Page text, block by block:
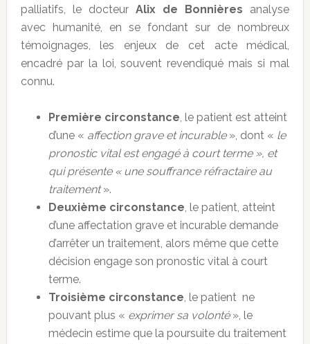
palliatifs, le docteur Alix de Bonnières analyse
avec humanité, en se fondant sur de nombreux
témoignages, les enjeux de cet acte médical,
encadré par la loi, souvent revendiqué mais si mal
connu.
Première circonstance, le patient est atteint
d’une « affection grave et incurable», dont « le
pronostic vital est engagé à court terme », et
qui présente « une souffrance réfractaire au
traitement».
Deuxième circonstance, le patient, atteint
d’une affectation grave et incurable demande
d’arrêter un traitement, alors même que cette
décision engage son pronostic vital à court
terme.
Troisième circonstance, le patient ne
pouvant plus « exprimer sa volonté », le
médecin estime que la poursuite du traitement